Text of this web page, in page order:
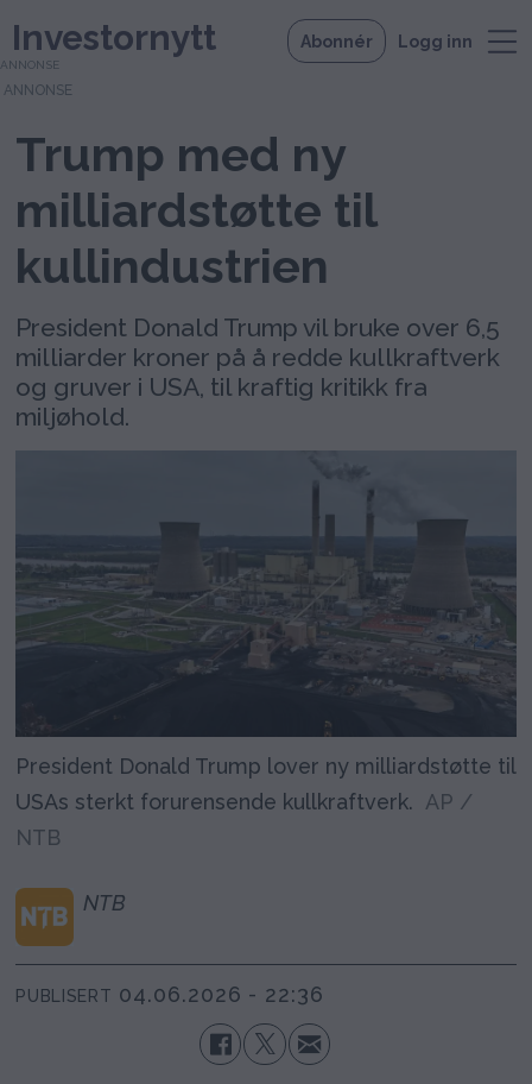
Investornytt Abonnér Logg inn
ANNONSE
Trump med ny
milliardstøtte til
kullindustrien
President Donald Trump vil bruke over 6,5
milliarder kroner på å redde kullkraftverk
og gruver i USA, til kraftig kritikk fra
miljøhold.
President Donald Trump lover ny milliardstøtte til
USAs sterkt forurensende kullkraftverk. AP /
NTB
NTB
PUBLISERT 04.06.2026 - 22:36